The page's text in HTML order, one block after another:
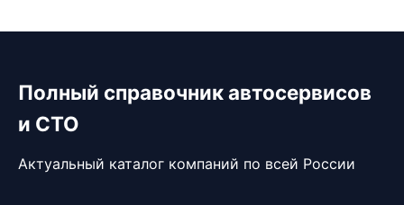
Полный справочник автосервисов
и СТО
Актуальный каталог компаний по всей России